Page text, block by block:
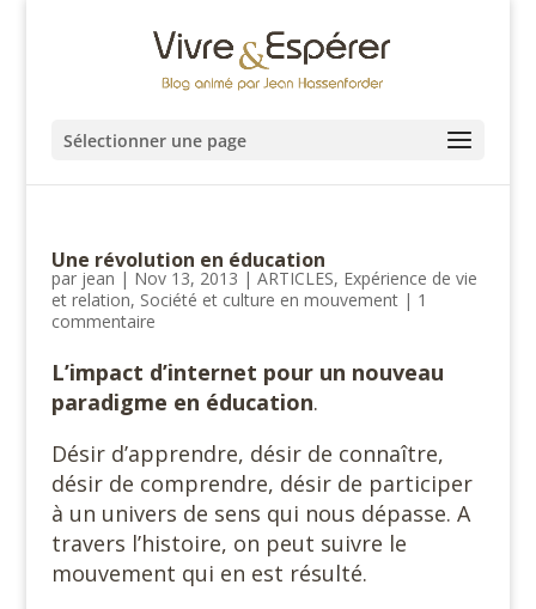
Sélectionner une page
Une révolution en éducation
par jean | Nov 13, 2013 | ARTICLES, Expérience de vie
et relation, Société et culture en mouvement| 1
commentaire
L’impact d’internet pour un nouveau
paradigme en éducation.
Désir d’apprendre, désir de connaître,
désir de comprendre, désir de participer
à un univers de sens qui nous dépasse. A
travers l’histoire, on peut suivre le
mouvement qui en est résulté.